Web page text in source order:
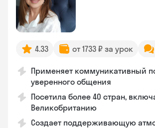
4.33 от 1733 ₽ за урок
Применяет коммуникативный
уверенного общения
Посетила более 40 стран,
Великобританию
Создает поддерживающую